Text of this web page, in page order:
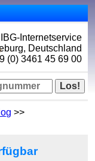
Internetservice
Deutschland
(0) 3461 45 69 00
>>